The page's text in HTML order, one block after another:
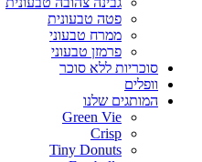
פטה טבעונית
ממרח טבעוני
פרמזן טבעוני
סוכריות ללא סוכר
וופלים
המותגים שלנו
Green Vie
Crisp
Tiny Donuts